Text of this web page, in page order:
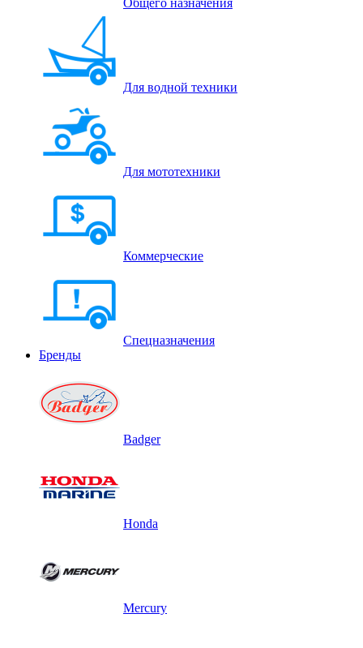
Общего назначения
Для водной техники
Для мототехники
Коммерческие
Спецназначения
Бренды
Badger
Honda
Mercury